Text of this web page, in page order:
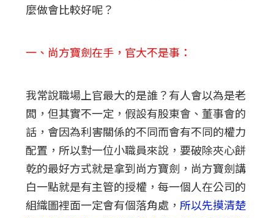
麼做會比較好呢？
一、尚方寶劍在手，官大不是事：
我常說職場上官最大的是誰？有人會以為是老
闆，但其實不一定，假設有股東會、董事會的
話，會因為利害關係的不同而會有不同的權力
配置，所以對一位小職員來說，要破除夾心餅
乾的最好方式就是拿到尚方寶劍，尚方寶劍講
白一點就是有主管的授權，每一個人在公司的
組織圖裡面一定會有個落角處， 所以先摸清楚